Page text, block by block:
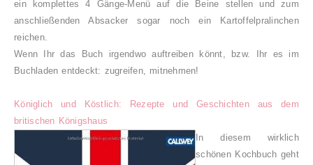
ein komplettes 4 Gänge-Menü auf die Beine stellen und zum
anschließenden Absacker sogar noch ein Kartoffelpralinchen
reichen.
Wenn Ihr das Buch irgendwo auftreiben könnt, bzw. Ihr es im
Buchladen entdeckt: zugreifen, mitnehmen!
Königlich und Köstlich: Rezepte und Geschichten aus dem
britischen Königshaus
In diesem wirklich
schönen Kochbuch geht